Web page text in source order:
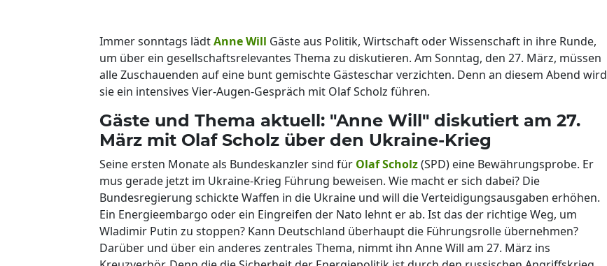
Immer sonntags lädtAnne Will Gäste aus Politik, Wirtschaft oder Wissenschaft in ihre Runde,
um über ein gesellschaftsrelevantes Thema zu diskutieren. Am Sonntag, den 27. März, müssen
alle Zuschauenden auf eine bunt gemischte Gästeschar verzichten. Denn an diesem Abend wird
sie ein intensives Vier-Augen-Gespräch mit Olaf Scholz führen.
Gäste und Thema aktuell: "Anne Will" diskutiert am 27.
März mit Olaf Scholz über den Ukraine-Krieg
Seine ersten Monate als Bundeskanzler sind für Olaf Scholz(SPD) eine Bewährungsprobe. Er
mus gerade jetzt im Ukraine-Krieg Führung beweisen. Wie macht er sich dabei? Die
Bundesregierung schickte Waffen in die Ukraine und will die Verteidigungsausgaben erhöhen.
Ein Energieembargo oder ein Eingreifen der Nato lehnt er ab. Ist das der richtige Weg, um
Wladimir Putin zu stoppen? Kann Deutschland überhaupt die Führungsrolle übernehmen?
Darüber und über ein anderes zentrales Thema, nimmt ihn Anne Will am 27. März ins